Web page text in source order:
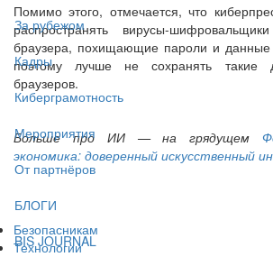
За рубежом
Кадры
Киберграмотность
Мероприятия
От партнёров
БЛОГИ
BIS JOURNAL
Помимо этого, отмечается, что
распространять вирусы-
браузера, похищающие пароли и данные
поэтому лучше не сохранять такие
браузеров.
Больше про ИИ — на грядущем
экономика: доверенный искусственный
Безопасникам
Технологии